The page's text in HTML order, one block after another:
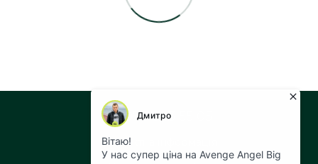
+38 073 043 55 05
Контактна інформація